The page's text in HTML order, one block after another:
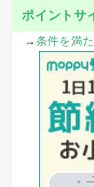
ポイントサ
→ 条件を満